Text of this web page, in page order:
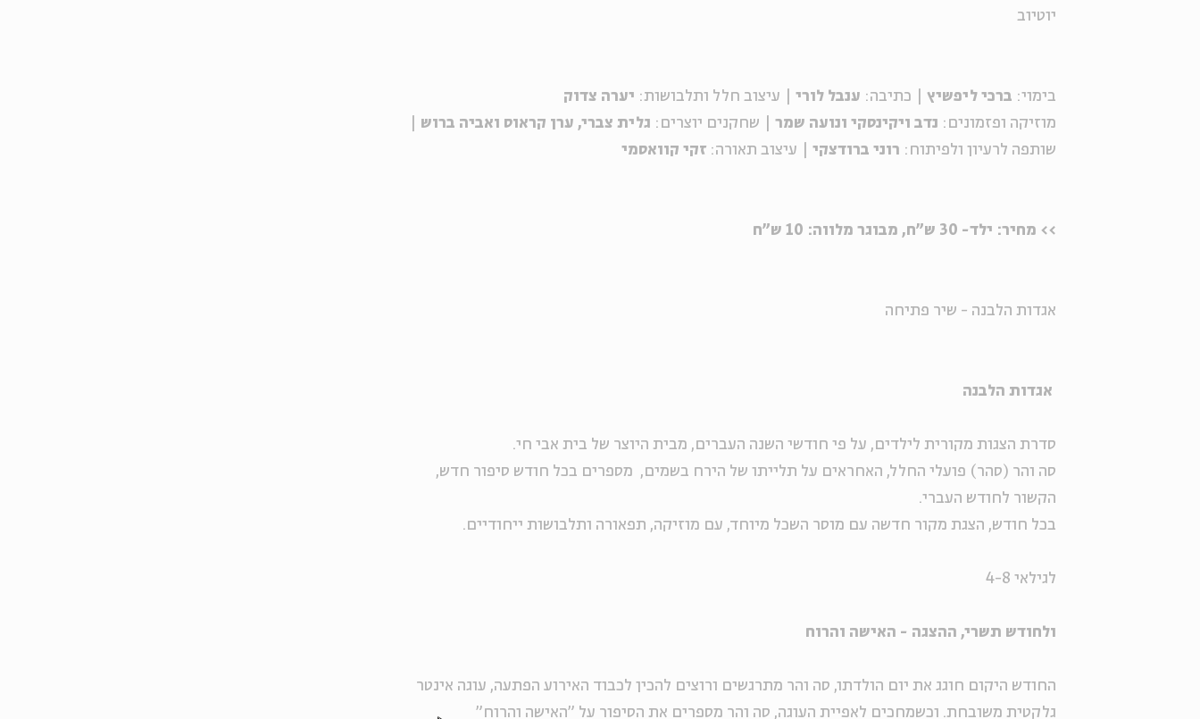
יוטיוב
בימוי: ברכי ליפשיץ | כתיבה: ענבל לורי | עיצוב חלל ותלבושות: יערה צדוק
מוזיקה ופזמונים: נדב ויקינסקי ונועה שמר | שחקנים יוצרים: גלית צברי, ערן קראוס ואביה ברוש
שותפה לרעיון ולפיתוח: רוני ברודצקי | עיצוב תאורה: זקי קוואסמי
>> מחיר: ילד- 30 ש"ח, מבוגר מלווה: 10 ש"ח
אגדות הלבנה - שיר פתיחה
אגדות הלבנה
סדרת הצגות מקורית לילדים, על פי חודשי השנה העברים, מבית היוצר של בית אבי חי.
סה והר (סהר) פועלי החלל, האחראים על תלייתו של הירח בשמים, מספרים בכל חודש סיפור חדש,
הקשור לחודש העברי.
בכל חודש, הצגת מקור חדשה עם מוסר השכל מיוחד, עם מוזיקה, תפאורה ותלבושות ייחודיים.
לגילאי 4-8
ולחודש תשרי, ההצגה - האישה והרוח
החודש היקום חוגג את יום הולדתו, סה והר מתרגשים ורוצים להכין לכבוד האירוע הפתעה, עוגה אינטר
גלקטית משובחת. וכשמחכים לאפיית העוגה, סה והר מספרים את הסיפור על "האישה והרוח"